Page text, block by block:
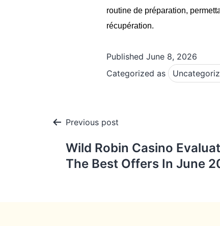
routine de préparation,
récupération.
Published June 8, 2026
Categorized as
Post
navigation
Previous post
Wild Robin Casino
The Best Offers In June